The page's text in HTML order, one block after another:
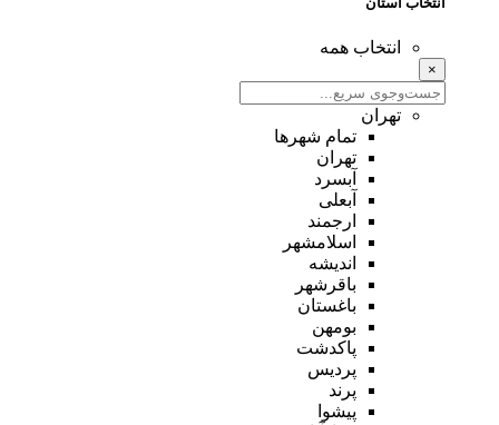
انتخاب همه
×
تهران
تمام شهر‌ها
تهران
آبسرد
آبعلی
ارجمند
اسلامشهر
اندیشه
باقرشهر
باغستان
بومهن
پاکدشت
پردیس
پرند
پیشوا